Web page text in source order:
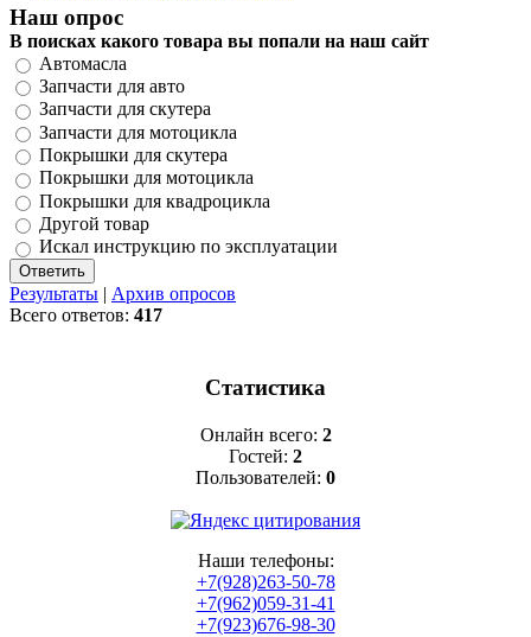
Наш опрос
В поисках какого товара вы попали на наш сайт
Автомасла
Запчасти для авто
Запчасти для скутера
Запчасти для мотоцикла
Покрышки для скутера
Покрышки для мотоцикла
Покрышки для квадроцикла
Другой товар
Искал инструкцию по эксплуатации
Результаты | Архив опросов
Всего ответов: 417
Статистика
Онлайн всего: 2
Гостей: 2
Пользователей: 0
Наши телефоны:
+7(928)263-50-78
+7(962)059-31-41
+7(923)676-98-30